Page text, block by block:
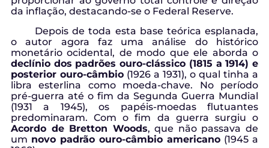
da inflação, destacando-se o Federal Reserve.
Depois de toda esta base teórica esplanada,
o autor agora faz uma análise do histórico
monetário ocidental, de modo que ele aborda o
declínio dos padrões ouro-clássico (1815 a 1914) e
posterior ouro-câmbio (1926 a 1931), o qual tinha a
libra esterlina como moeda-chave. No período
pré-guerra até o fim da Segunda Guerra Mundial
(1931 a 1945), os papéis-moedas flutuantes
predominaram. Com o fim da guerra surgiu o
Acordo de Bretton Woods, que não passava de
um novo padrão ouro-câmbio americano (1945 a